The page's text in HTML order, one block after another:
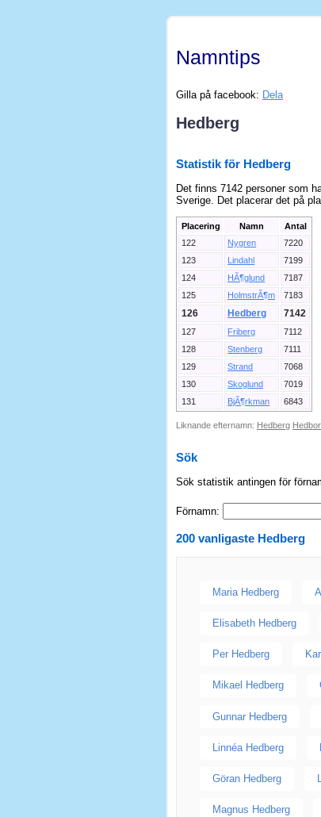
Namntips
Gilla på facebook: Dela
Hedberg
Statistik för Hedberg
Det finns 7142 personer som
Sverige. Det placerar det på
Placering Namn
Antal
122
Nygren
7220
123
Lindahl
7199
124
HÃ¶glund
7187
125
HolmstrÃ¶m 7183
126 Hedberg 7142
127 Friberg
7112
128
Stenberg
7111
129
Strand
7068
130
Skoglund
7019
131
BjÃ¶rkman 6843
Liknande efternamn: Hedberg
Sök
Sök statistik antingen för
Förnamn:
200 vanligaste Hedberg
Maria Hedberg
Elisabeth Hedberg
Per Hedberg
Mikael Hedberg
Gunnar Hedberg
Linnéa Hedberg
Göran Hedberg
Magnus Hedberg